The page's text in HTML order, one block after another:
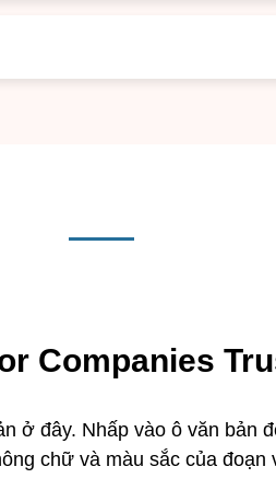
Companies
ở đây. Nhấp vào ô văn bản
chữ và màu sắc của đoạn